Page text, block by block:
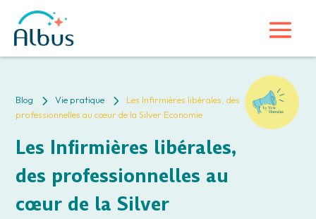
Blog 5 Vie pratique 5
Les Infirmières libérales, des
professionnelles au cœur de la Silver Economie
Les Infirmières libérales,
des professionnelles au
cœur de la Silver